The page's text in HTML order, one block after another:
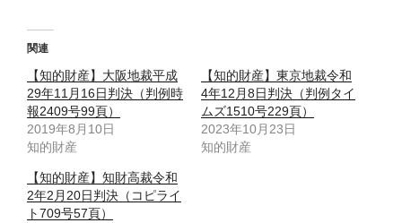
関連
【知的財産】大阪地裁平成
29年11月16日判決（判例時
報2409号99頁）
2019年8月10日
知的財産
【知的財産】東京地裁令和
4年12月8日判決（判例タイ
ムズ1510号229頁）
2023年10月23日
知的財産
【知的財産】知財高裁令和
2年2月20日判決（コピライ
ト709号57頁）